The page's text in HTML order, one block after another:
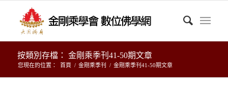
按類別存檔： 金剛乘季刊41-50期文章
您現在的位置： 首頁 / 金剛乘季刊 / 金剛乘季刊41-50期文章